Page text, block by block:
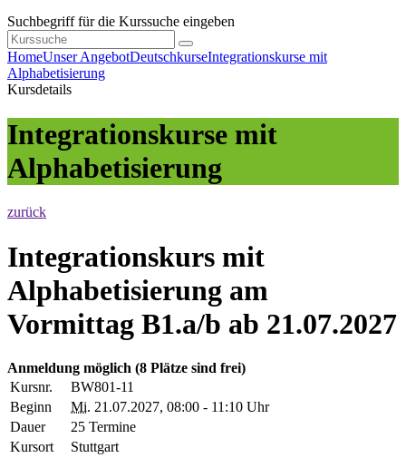
Suchbegriff für die Kurssuche eingeben
HomeUnser AngebotDeutschkurseIntegrationskurse mit
Alphabetisierung
Kursdetails
Integrationskurse mit
Alphabetisierung
zurück
Integrationskurs mit
Alphabetisierung am
Vormittag B1.a/b ab 21.07.2027
Anmeldung möglich (8 Plätze sind frei)
Kursnr.
BW801-11
Beginn
Mi. 21.07.2027, 08:00 - 11:10 Uhr
Dauer
25 Termine
Kursort
Stuttgart